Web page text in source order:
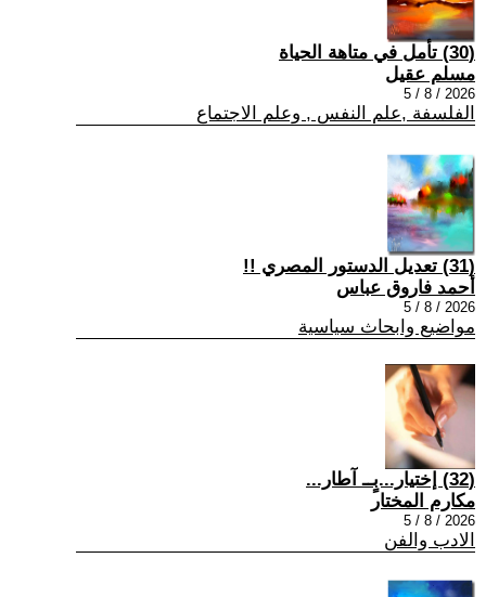
(30) تأمل في متاهة الحياة
مسلم عقيل
2026 / 8 / 5
الفلسفة ,علم النفس , وعلم الاجتماع
(31) تعديل الدستور المصري !!
أحمد فاروق عباس
2026 / 8 / 5
مواضيع وابحاث سياسية
(32) إختيار...بٍــ آطار...
مكارم المختار
2026 / 8 / 5
الادب والفن